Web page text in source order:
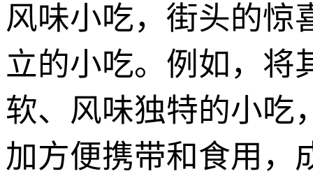
风味小吃，街头的惊
立的小吃。例如，将
软、风味独特的小吃
加方便携带和食用，